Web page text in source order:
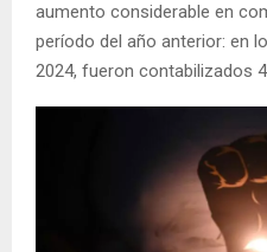
aumento considerable en
período del año anterior: en
2024, fueron contabilizados